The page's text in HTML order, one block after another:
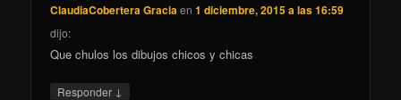
ClaudiaCobertera Graciaen1 diciembre, 2015 a las 16:59
dijo:
Que chulos los dibujos chicos y chicas
Responder ↓